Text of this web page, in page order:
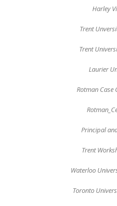
Harley
Trent
Trent
Laurier
Rotman Case
Principal
Trent
Waterloo
Toronto